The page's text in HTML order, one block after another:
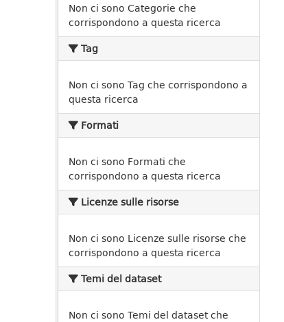
Non ci sono Categorie che
corrispondono a questa ricerca
Tag
Non ci sono Tag che corrispondono a
questa ricerca
Formati
Non ci sono Formati che
corrispondono a questa ricerca
Licenze sulle risorse
Non ci sono Licenze sulle risorse che
corrispondono a questa ricerca
Temi del dataset
Non ci sono Temi del dataset che